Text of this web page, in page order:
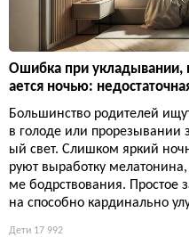
Ошибка при укладывании,
ается ночью:
Большинство родителей
в голоде или прорезывании
ый свет. Слишком яркий
руют выработку
ме бодрствования. Простое
на способно кардинально
Дети 17 992